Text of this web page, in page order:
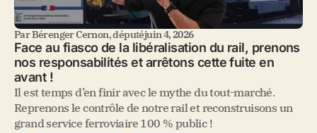
ParBérenger Cernon, députéjuin 4, 2026
Face au fiasco de la libéralisation du rail, prenons
nos responsabilités et arrêtons cette fuite en
avant !
Il est temps d’en finir avec le mythe du tout-marché.
Reprenons le contrôle de notre rail et reconstruisons un
grand service ferroviaire 100 % public !